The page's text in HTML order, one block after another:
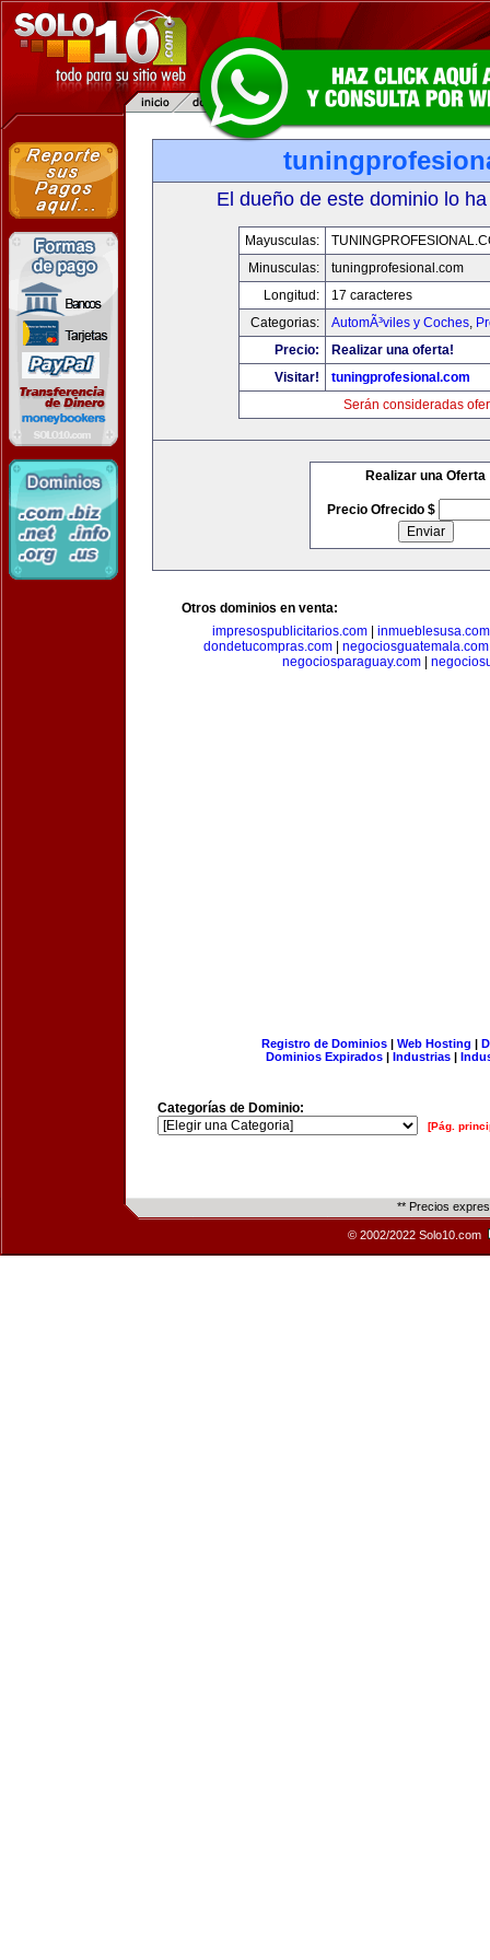
El dueño de este dominio lo
Mayusculas:
Minusculas:
tuningprofesional.com
Longitud:
17 caracteres
Categorias:
AutomÃ³viles y Coches,
Precio:
Realizar una oferta!
Visitar!
tuningprofesional.com
Serán consideradas
Realizar una Oferta
Precio Ofrecido $
Otros dominios en venta:
impresospublicitarios.com
inmueblesusa.com
dondetucompras.com| negociosguatemala.com
negociosparaguay.com
Registro de Dominios| Web Hosting |
Dominios Expirados | Industrias |
Categorías de Dominio:
[Pág.
** Precios
© 2002/2022 Solo10.com